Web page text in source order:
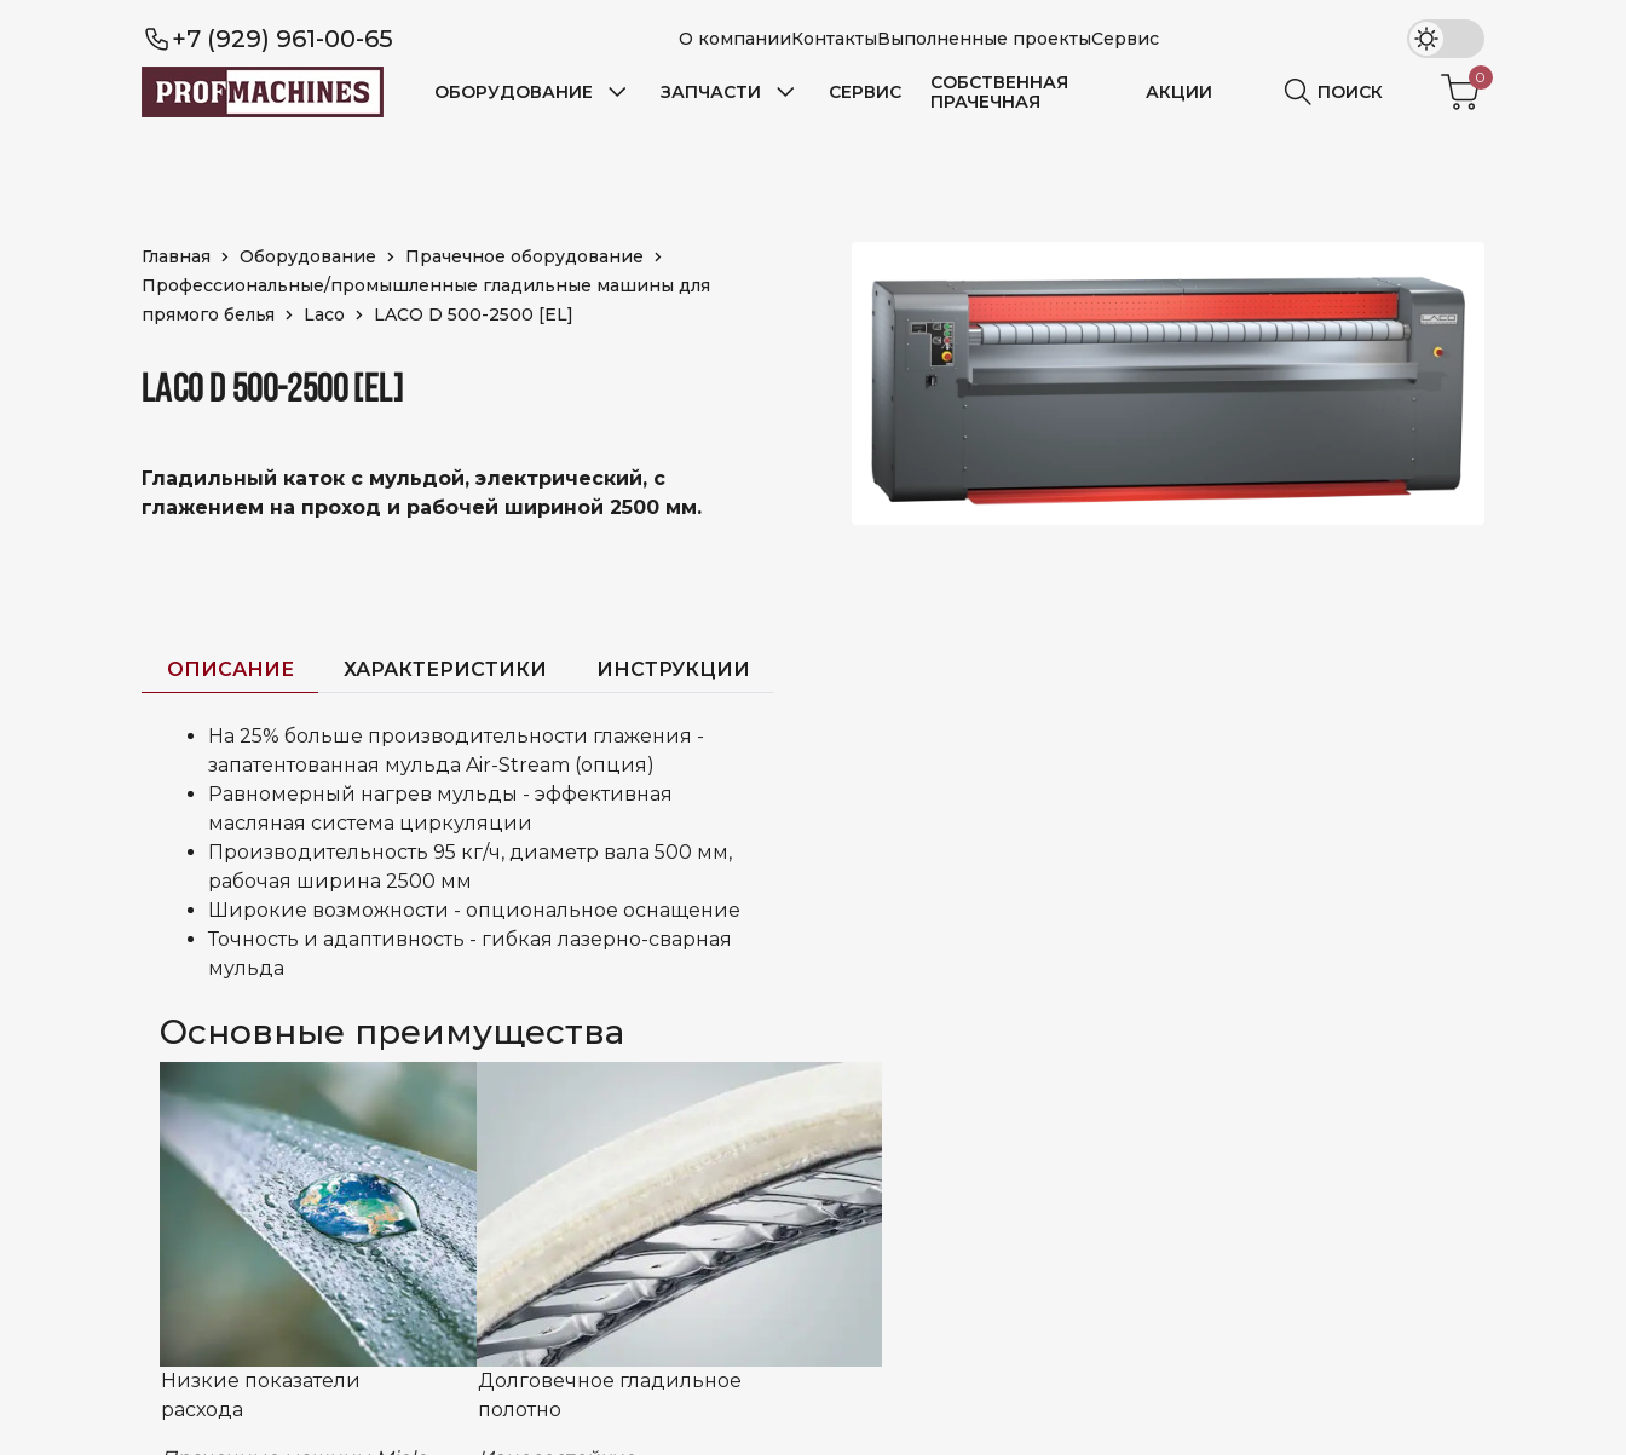
+7 (929) 961-00-65 О компанииКонтактыВыполненные проектыСервис
ОБОРУДОВАНИЕ ЗАПЧАСТИ СЕРВИС
СОБСТВЕННАЯ
ПРАЧЕЧНАЯ
АКЦИИ ПОИСК
0
Главная Оборудование
Прачечное оборудование
Профессиональные/промышленные гладильные машины для
прямого белья
Laco LACO D 500-2500 [EL]
LACO D 500-2500 [EL]
Гладильный каток с мульдой, электрический, с
глажением на проход и рабочей шириной 2500 мм.
ОПИСАНИЕ ХАРАКТЕРИСТИКИ ИНСТРУКЦИИ
На 25% больше производительности глажения -
запатентованная мульда Air-Stream (опция)
Равномерный нагрев мульды - эффективная
масляная система циркуляции
Производительность 95 кг/ч, диаметр вала 500 мм,
рабочая ширина 2500 мм
Широкие возможности - опциональное оснащение
Точность и адаптивность - гибкая лазерно-сварная
мульда
Основные преимущества
Низкие показатели
расхода
Долговечное гладильное
полотно